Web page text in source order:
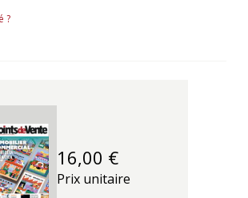
?
16,00 €
Prix unitaire